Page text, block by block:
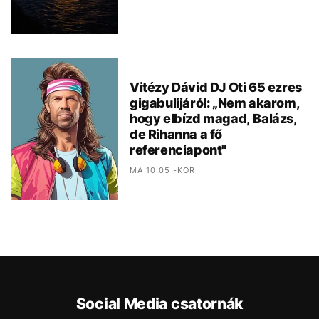
Vitézy Dávid DJ Oti 65 ezres
gigabulijáról: „Nem akarom,
hogy elbízd magad, Balázs,
de Rihanna a fő
referenciapont"
MA 10:05 -KOR
Social Media csatornák